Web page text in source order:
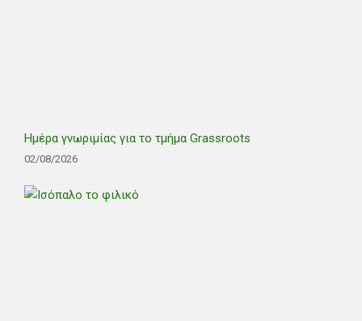
Ημέρα γνωριμίας για το τμήμα Grassroots
02/08/2026